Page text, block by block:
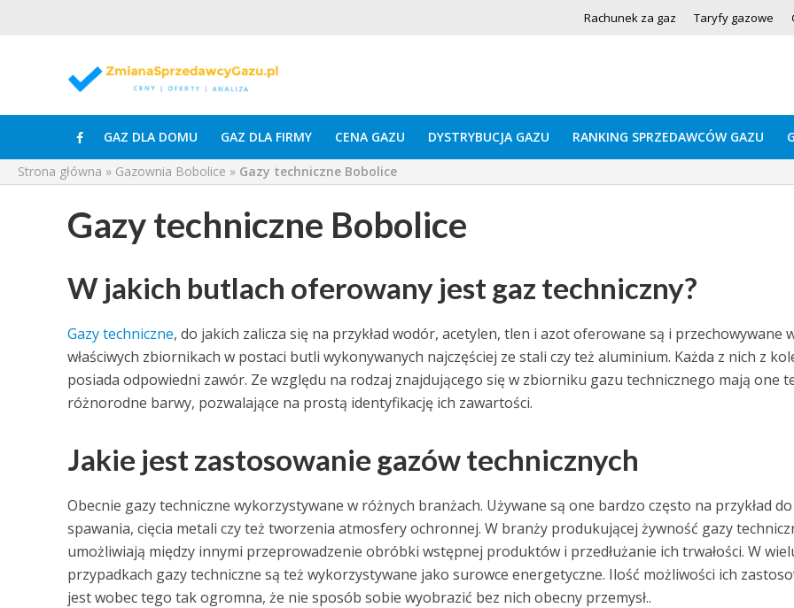
Rachunek za gaz Taryfy gazowe
GAZ DLA DOMU GAZ DLA FIRMY CENA GAZU DYSTRYBUCJA GAZU RANKING SPRZEDAWCÓW GAZU
Strona główna » Gazownia Bobolice » Gazy techniczne Bobolice
Gazy techniczne Bobolice
W jakich butlach oferowany jest gaz techniczny?
Gazy techniczne, do jakich zalicza się na przykład wodór, acetylen, tlen i azot oferowane są i przechowywane
właściwych zbiornikach w postaci butli wykonywanych najczęściej ze stali czy też aluminium. Każda z nich z
posiada odpowiedni zawór. Ze względu na rodzaj znajdującego się w zbiorniku gazu technicznego mają one
różnorodne barwy, pozwalające na prostą identyfikację ich zawartości.
Jakie jest zastosowanie gazów technicznych
Obecnie gazy techniczne wykorzystywane w różnych branżach. Używane są one bardzo często na przykład do
spawania, cięcia metali czy też tworzenia atmosfery ochronnej. W branży produkującej żywność gazy
umożliwiają między innymi przeprowadzenie obróbki wstępnej produktów i przedłużanie ich trwałości. W
przypadkach gazy techniczne są też wykorzystywane jako surowce energetyczne. Ilość możliwości ich
jest wobec tego tak ogromna, że nie sposób sobie wyobrazić bez nich obecny przemysł..